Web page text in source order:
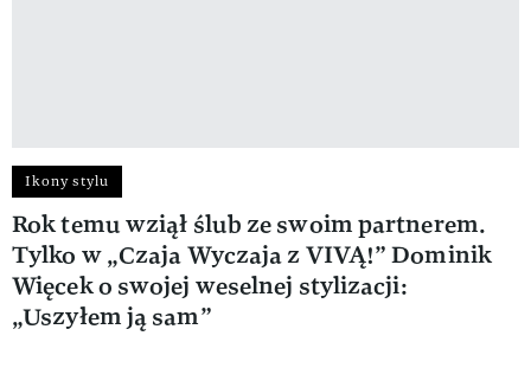
Ikony stylu
Rok temu wziął ślub ze swoim partnerem.
Tylko w „Czaja Wyczaja z VIVĄ!” Dominik
Więcek o swojej weselnej stylizacji:
„Uszyłem ją sam”